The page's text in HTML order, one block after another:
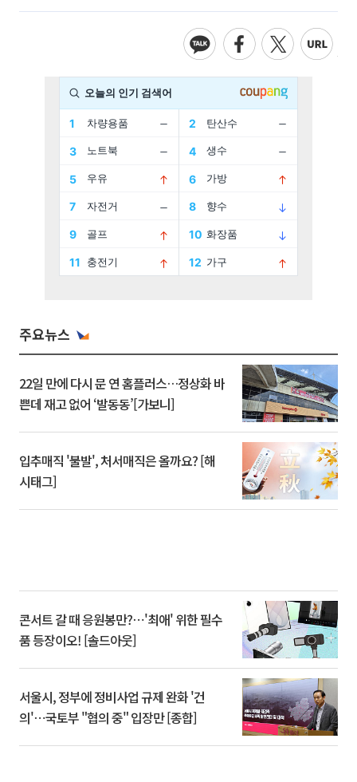
주요뉴스
22일 만에 다시 문 연 홈플러스…정상화 바
쁜데 재고 없어 ‘발동동’[가보니]
입추매직 '불발', 처서매직은 올까요? [해
시태그]
콘서트 갈 때 응원봉만?⋯'최애' 위한 필수
품 등장이오! [솔드아웃]
서울시, 정부에 정비사업 규제 완화 '건
의'⋯국토부 "협의 중" 입장만 [종합]